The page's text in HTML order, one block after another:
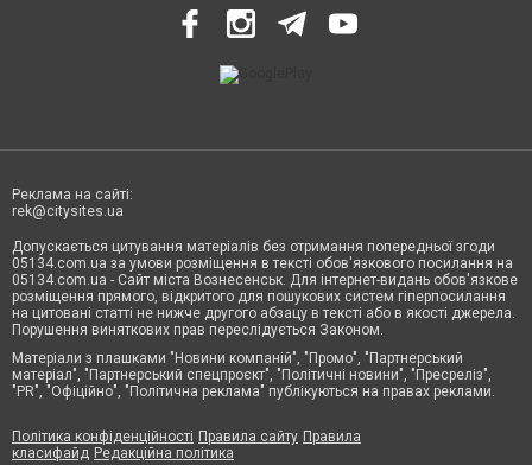
Реклама на сайті:
rek@citysites.ua
Допускається цитування матеріалів без отримання попередньої згоди
05134.com.ua за умови розміщення в тексті обов'язкового посилання на
05134.com.ua - Сайт міста Вознесенськ. Для інтернет-видань обов'язкове
розміщення прямого, відкритого для пошукових систем гіперпосилання
на цитовані статті не нижче другого абзацу в тексті або в якості джерела.
Порушення виняткових прав переслідується Законом.
Матеріали з плашками "Новини компаній", "Промо", "Партнерський
матеріал", "Партнерський спецпроєкт", "Політичні новини", "Пресреліз",
"PR", "Офіційно", "Політична реклама" публікуються на правах реклами.
Політика конфіденційності Правила сайту Правила
класифайд Редакційна політика